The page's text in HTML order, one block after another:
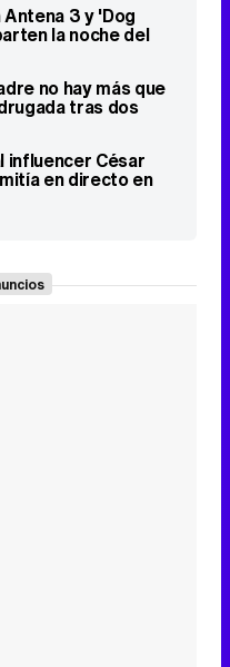
3 y 'Dog
la noche del
no hay más que
tras dos
influencer César
en directo en